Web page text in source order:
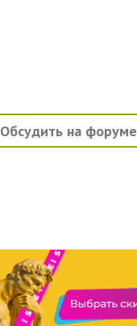
Обсудить на форуме